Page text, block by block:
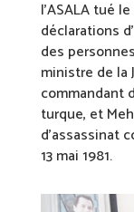
l’ASALA tué
déclarations
des
ministre de la
commandant
turque, et
d’assassinat
13 mai 1981.